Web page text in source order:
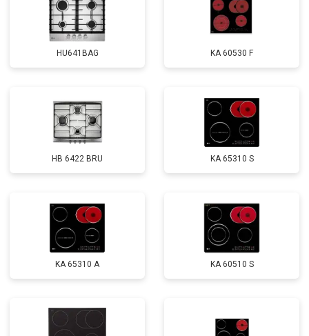
HU641BAG KA 60530 F
HB 6422 BRU KA 65310 S
KA 65310 A KA 60510 S